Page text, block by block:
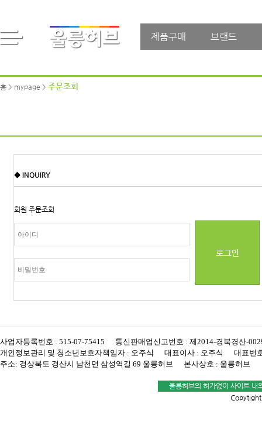
제품구매 브랜드
홈 > mypage > 주문조회
◆ INQUIRY
회원 주문조회
사업자등록번호 : 515-07-75415 통신판매업신고번호 : 제2014-경북경산-
개인정보관리 및 청소년보호자책임자 : 오주식 대표이사 : 오주식 대표번
주소: 경상북도 경산시 남천면 삼성역길 69 울릉허브 본사상호 : 울릉허브
울릉허브의 허가없이 사이트 내